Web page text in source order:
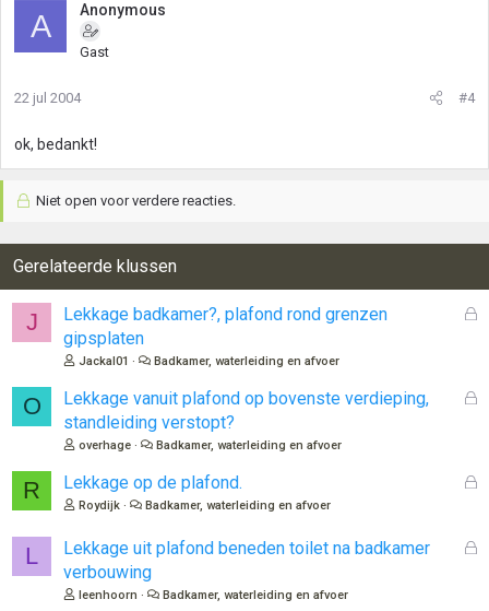
A Anonymous
Gast
22 jul 2004 #4
ok, bedankt!
Niet open voor verdere reacties.
Gerelateerde klussen
J
G
o
Lekkage badkamer?, plafond rond grenzen
gipsplaten
Jackal01 Badkamer, waterleiding en afvoer
O
G
o
Lekkage vanuit plafond op bovenste verdieping,
standleiding verstopt?
overhage Badkamer, waterleiding en afvoer
R
G
Lekkage op de plafond.
Roydijk Badkamer, waterleiding en afvoer
L
G
Lekkage uit plafond beneden toilet na badkamer
verbouwing
leenhoorn Badkamer, waterleiding en afvoer